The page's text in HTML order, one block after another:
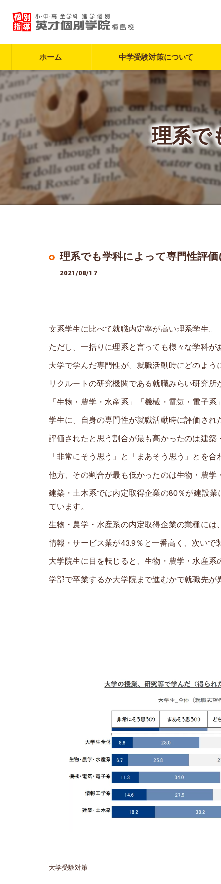
ホーム 中学受験対策について
理系で
理系でも学科によって専門性評価
2021/08/17
文系学生に比べて就職内定率が高い理系学生。
ただし、一括りに理系と言っても様々な学科が
大学で学んだ専門性が、就職活動時にどのよう
リクルートの研究機関である就職みらい研究所
「生物・農学・水産系」「機械・電気・電子
学生に、自身の専門性が就職活動時に評価され
評価されたと思う割合が最も高かったのは建築
「非常にそう思う」と「まあそう思う」とを合
他方、その割合が最も低かったのは生物・農学
建築・土木系では内定取得企業の80％が建設
ています。
生物・農学・水産系の内定取得企業の業種には
情報・サービス業が43.9％と一番高く、次いで
大学院生に目を転じると、生物・農学・水産系
学部で卒業するか大学院まで進むかで就職先が
大学受験対策